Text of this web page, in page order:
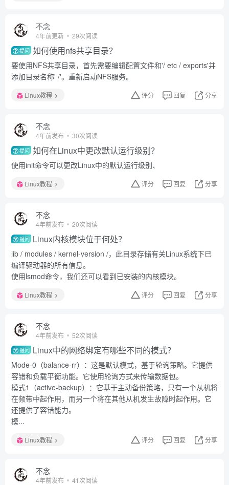
不念
4年前更新 29次阅读
提问 如何使用nfs共享目录？
要使用NFS共享目录，首先需要编辑配置文件和'/ etc / exports'并
添加目录名称' /'。重新启动NFS服务。
Linux教程 评分 回复 分享
不念
4年前发布 30次阅读
提问 如何在Linux中更改默认运行级别？
使用init命令可以更改Linux中的默认运行级别、
Linux教程 评分 回复 分享
不念
4年前发布 20次阅读
提问 Linux内核模块位于何处？
lib / modules / kernel-version /，此目录存储有关Linux系统下已
编译驱动器的所有信息。
使用lsmod命令，我们还可以看到已安装的内核模块。
Linux教程 评分 回复 分享
不念
4年前发布 52次阅读
提问 Linux中的网络绑定有哪些不同的模式？
Mode-0（balance-rr）：这是默认模式，基于轮询策略。它提供
容错和负载平衡功能。它使用轮询方式来传输数据包。
模式1（active-backup）：它基于主动备份策略，只有一个从机将
在频带中起作用，而另一个将在其他从机发生故障时起作用。它
还提供了容错能力。
模...
Linux教程 评分 回复 分享
不念
4年前发布 41次阅读